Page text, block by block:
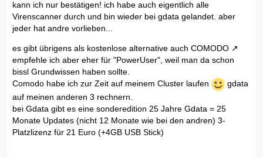
kann ich nur bestätigen! ich habe auch eigentlich alle
Virenscanner durch und bin wieder bei gdata gelandet. aber
jeder hat andre vorlieben...
es gibt übrigens als kostenlose alternative auch COMODO
empfehle ich aber eher für "PowerUser", weil man da schon
bissl Grundwissen haben sollte.
Comodo habe ich zur Zeit auf meinem Cluster laufen
gdata
auf meinen anderen 3 rechnern.
bei Gdata gibt es eine sonderedition 25 Jahre Gdata = 25
Monate Updates (nicht 12 Monate wie bei den andren) 3-
Platzlizenz für 21 Euro (+4GB USB Stick)